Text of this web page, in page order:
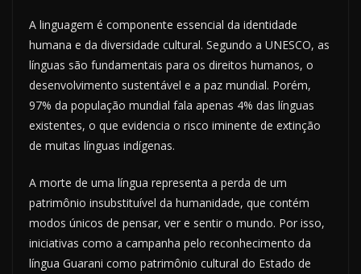
A linguagem é componente essencial da identidade
humana e da diversidade cultural. Segundo a UNESCO, as
línguas são fundamentais para os direitos humanos, o
desenvolvimento sustentável e a paz mundial. Porém,
97% da população mundial fala apenas 4% das línguas
existentes, o que evidencia o risco iminente de extinção
de muitas línguas indígenas.
A morte de uma língua representa a perda de um
patrimônio insubstituível da humanidade, que contém
modos únicos de pensar, ver e sentir o mundo. Por isso,
iniciativas como a campanha pelo reconhecimento da
língua Guarani como patrimônio cultural do Estado de